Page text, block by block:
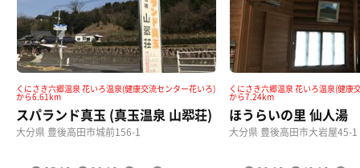
くにさき六郷温泉 花いろ温泉(健康交流センター花いろ)
から6.61km
スパランド真玉 (真玉温泉 山翆荘)
大分県 豊後高田市城前156-1
くにさき六郷温泉 花いろ温泉(健康
から7.24km
ほうらいの里 仙人湯
大分県 豊後高田市大岩屋45-1